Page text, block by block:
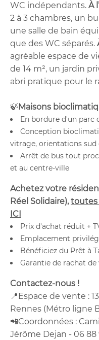
WC indépendants. À
2 à 3 chambres, un
une salle de bain
que des WC séparés.
agréable espace de
de 14 m², un jardin
abri pratique pour le
🍃Maisons
En bordure d'un parc
Conception
vitrage, orientations sud
Arrêt de bus tout
et au centre-ville
Achetez votre
Réel Solidaire),toutes
ICI
Prix d'achat réduit +
Emplacement
Bénéficiez du Prêt à
Garantie de rachat
Contactez-nous !
📍Espace de vente :
Rennes (Métro ligne
📲Coordonnées :
Jérôme Dejan - 06 88